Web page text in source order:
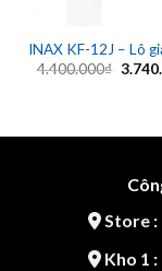
INAX KF-12J – Lô
4.400.000₫ Giá
Store :
Kho 1 :